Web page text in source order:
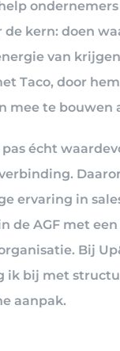
kern: doen
van
Taco, door
mee te bouwen
écht
ervaring in
de AGF met
Bij
ik bij met
aanpak.